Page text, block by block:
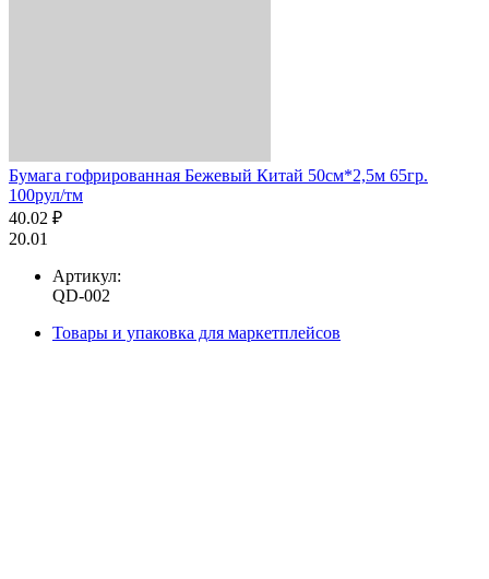
Бумага гофрированная Бежевый Китай 50см*2,5м 65гр.
100рул/тм
40.02 ₽
20.01
Артикул:
QD-002
Товары и упаковка для маркетплейсов